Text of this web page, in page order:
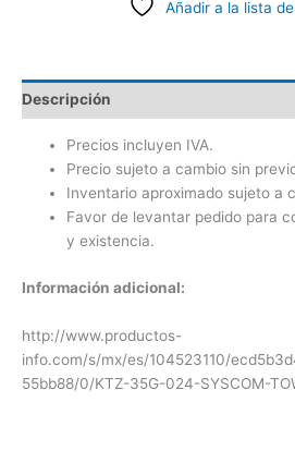
Añadir a la lista
Descripción
Precios incluyen IVA.
Precio sujeto a cambio sin
Inventario aproximado sujeto a
Favor de levantar pedido para
y existencia.
Información adicional:
http://www.productos-
info.com/s/mx/es/104523110/
55bb88/0/KTZ-35G-024-SYSCOM-